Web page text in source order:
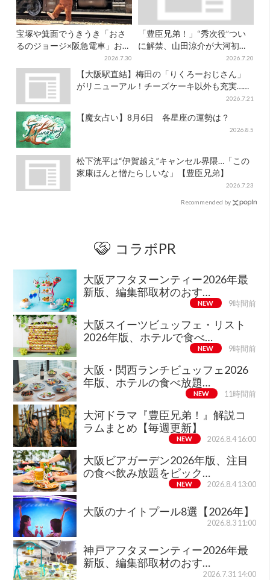
宝塚や箕面でうきうき「おさ
るのジョージ×阪急電車」お披
露目！マルーンの制服で神
戸・宝塚・京都各線に添乗
2026.7.30
「豊臣兄弟！」“秀次役”つい
に解禁、山田涼介が大河初出
演「まさかの」「楽しみすぎ
る」
2026.7.20
【大阪駅直結】梅田の「りくろーおじさん」
がリニューアル！チーズケーキ以外も充実…並
2026.7.21
【魔女占い】8月6日 各星座の運勢は？
2026.8.5
松下洸平は“伊賀越え”キャンセル界隈…「この
家康ほんと憎たらしいな」【豊臣兄弟】
2026.7.23
Recommended by
コラボPR
大阪アフタヌーンティー2026年最
新版、編集部取材のおす…
NEW 9時間前
大阪スイーツビュッフェ・リスト
2026年版、ホテルで食べ…
NEW 9時間前
大阪・関西ランチビュッフェ2026
年版、ホテルの食べ放題…
NEW 11時間前
大河ドラマ『豊臣兄弟！』解説コ
ラムまとめ【毎週更新】
NEW 2026.8.4 16:00
大阪ビアガーデン2026年版、注目
の食べ飲み放題をピック…
NEW 2026.8.4 13:00
大阪のナイトプール8選【2026年】
2026.8.3 11:00
神戸アフタヌーンティー2026年最
新版、編集部取材のおす…
2026.7.31 14:00